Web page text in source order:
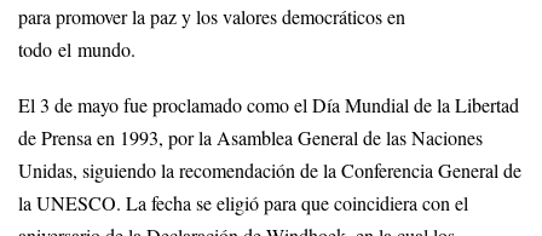
para promover la paz y los valores democráticos en
todo el mundo.
El 3 de mayo fue proclamado como el Día Mundial de la Libertad
de Prensa en 1993, por la Asamblea General de las Naciones
Unidas, siguiendo la recomendación de la Conferencia General de
la UNESCO. La fecha se eligió para que coincidiera con el